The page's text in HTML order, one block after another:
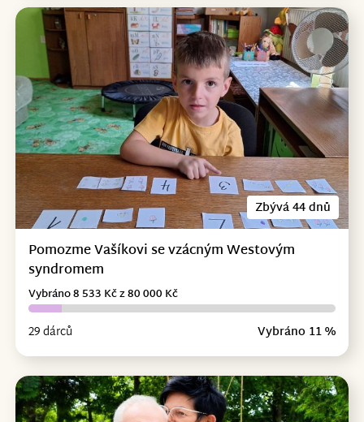
Zbývá 44 dnů
Pomozme Vašíkovi se vzácným Westovým
syndromem
29 dárců Vybráno 11 %
Vybráno 8 533 Kč z 80 000 Kč